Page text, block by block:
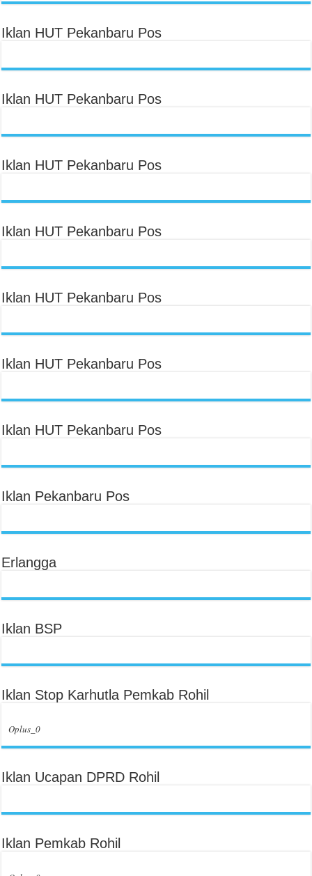
Iklan HUT Pekanbaru Pos
Iklan HUT Pekanbaru Pos
Iklan HUT Pekanbaru Pos
Iklan HUT Pekanbaru Pos
Iklan HUT Pekanbaru Pos
Iklan HUT Pekanbaru Pos
Iklan HUT Pekanbaru Pos
Iklan Pekanbaru Pos
Erlangga
Iklan BSP
Iklan Stop Karhutla Pemkab Rohil
Oplus_0
Iklan Ucapan DPRD Rohil
Iklan Pemkab Rohil